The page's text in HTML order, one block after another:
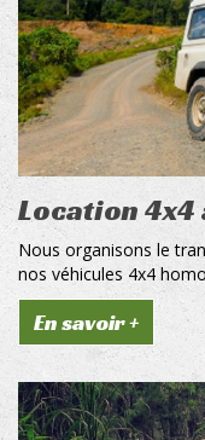
Location
Nous organisons le
nos véhicules 4x4
En savoir +